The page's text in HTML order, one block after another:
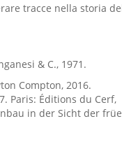
tracce nella storia
& C., 1971.
Compton, 2016.
Paris: Éditions du Cerf,
in der Sicht der